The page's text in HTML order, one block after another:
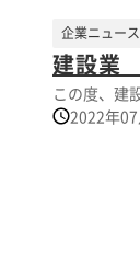
建設業
企業ニュース
2022年